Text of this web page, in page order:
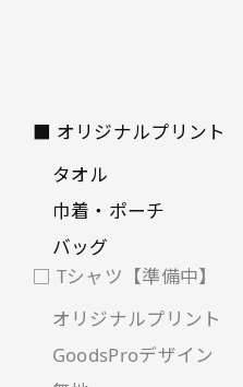
■ オリジナルプリント
タオル
巾着・ポーチ
バッグ
□ Tシャツ【準備中】
オリジナルプリント
GoodsProデザイン